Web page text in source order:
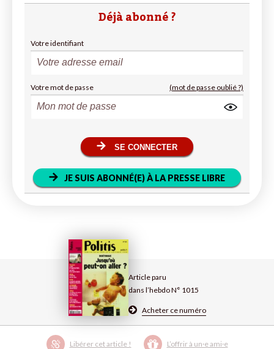
Article paru
dans l’hebdo N° 1015
Acheter ce numéro
Libérer cet article ! L’offrir à un·e ami·e
Déjà abonné ?
Votre identifiant
Votre mot de passe (mot de passe oublié ?)
SE CONNECTER
JE SUIS ABONNÉ(E) À LA PRESSE LIBRE